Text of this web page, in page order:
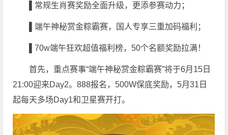
▌常规生肖赛奖励全面升级，更添参赛动力；
▌端午神秘赏金粽霸赛，国人专享三重加码福利；
▌70w端午狂欢超值福利榜，50个名额奖励拉满！
首先，重点赛事“端午神秘赏金粽霸赛”将于6月15日
21:00迎来Day2。888报名，500W保底奖励，5月31日
起每天多场Day1和卫星赛开打。